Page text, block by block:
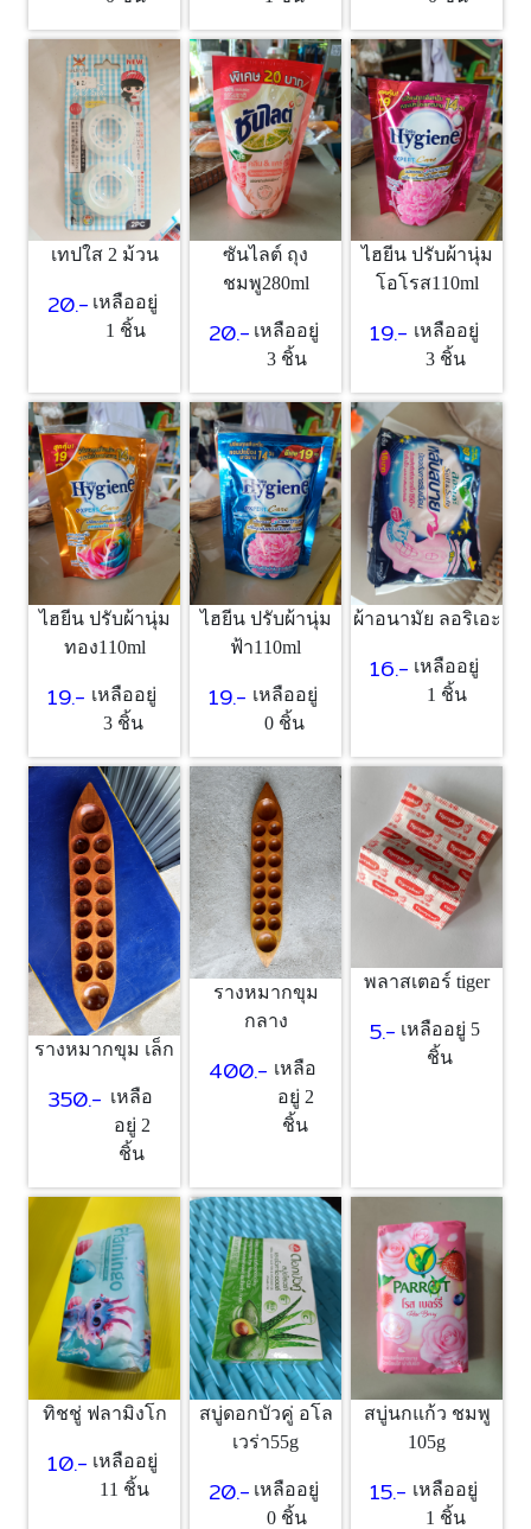
เทปใส 2 ม้วน
20.- เหลืออยู่
1 ชิ้น
ซันไลต์ ถุง
ชมพู280ml
20.- เหลืออยู่
3 ชิ้น
ไฮยีน ปรับผ้านุ่ม
โอโรส110ml
19.- เหลืออยู่
3 ชิ้น
ไฮยีน ปรับผ้านุ่ม
ทอง110ml
19.- เหลืออยู่
3 ชิ้น
ไฮยีน ปรับผ้านุ่ม
ฟ้า110ml
19.- เหลืออยู่
0 ชิ้น
ผ้าอนามัย ลอริเอะ
16.- เหลืออยู่
1 ชิ้น
รางหมากขุม เล็ก
350.- เหลือ
อยู่ 2
ชิ้น
รางหมากขุม
กลาง
400.- เหลือ
อยู่ 2
ชิ้น
พลาสเตอร์ tiger
5.- เหลืออยู่ 5
ชิ้น
ทิชชู่ ฟลามิงโก
10.- เหลืออยู่
11 ชิ้น
สบู่ดอกบัวคู่ อโล
เวร่า55g
20.- เหลืออยู่
0 ชิ้น
สบู่นกแก้ว ชมพู
105g
15.- เหลืออยู่
1 ชิ้น